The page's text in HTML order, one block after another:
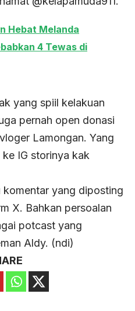
Hebat Melanda
4 Tewas di
yang spiil kelakuan
pernah open donasi
Lamongan. Yang
IG storinya kak
yang diposting
X. Bahkan persoalan
potcast yang
Aldy. (ndi)